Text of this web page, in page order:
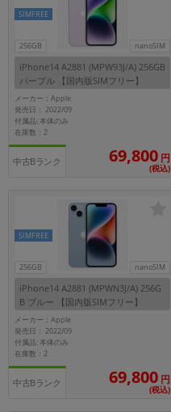
256GB nanoSIM
SIMFREE
iPhone14 A2881 (MPW93J/A) 256GB
パープル 【国内版SIMフリー】
メーカー：Apple
発売日： 2022/09
付属品: 本体のみ
在庫数：2
中古Bランク 69,800 円
(税込)
256GB nanoSIM
SIMFREE
iPhone14 A2881 (MPWN3J/A) 256G
B ブルー 【国内版SIMフリー】
メーカー：Apple
発売日： 2022/09
付属品: 本体のみ
在庫数：2
中古Bランク 69,800 円
(税込)